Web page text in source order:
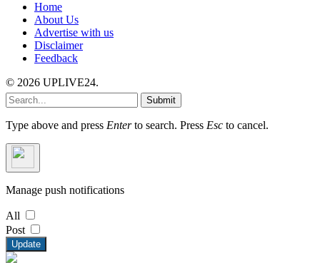
Home
About Us
Advertise with us
Disclaimer
Feedback
© 2026 UPLIVE24.
Submit
Type above and press Enterto search. Press Esc to cancel.
Manage push notifications
All
Post
Update